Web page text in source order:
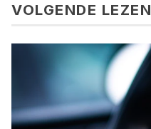
VOLGENDE LEZEN